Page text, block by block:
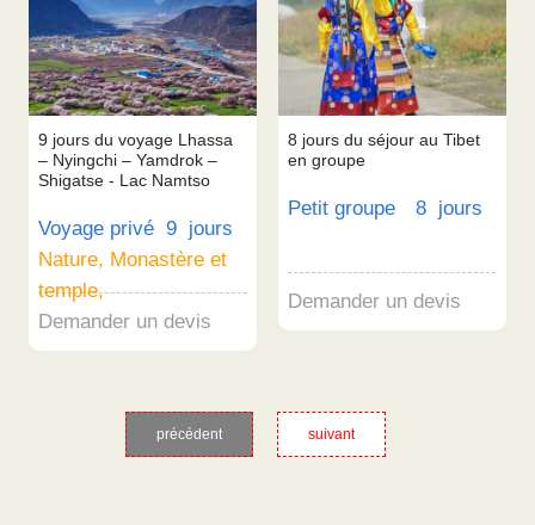
9 jours du voyage Lhassa
– Nyingchi – Yamdrok –
Shigatse - Lac Namtso
Voyage privé 9 jours
Nature, Monastère et
temple,
Demander un devis
8 jours du séjour au Tibet
en groupe
Petit groupe 8 jours
Demander un devis
précédent suivant